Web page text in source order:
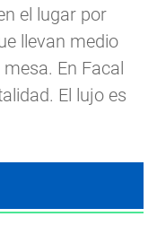
el lugar por
llevan medio
En Facal
El lujo es